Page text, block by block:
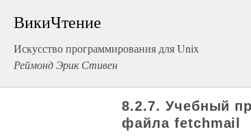
ВикиЧтение
Искусство программирования для Unix
Реймонд Эрик Стивен
8.2.7. Учебный
файла fetchmail